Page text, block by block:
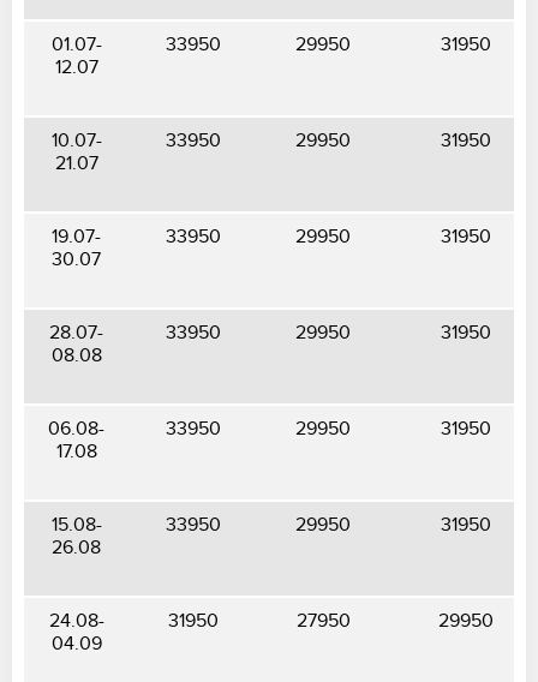
01.07-
12.07
33950 29950 31950
10.07-
21.07
33950 29950 31950
19.07-
30.07
33950 29950 31950
28.07-
08.08
33950 29950 31950
06.08-
17.08
33950 29950 31950
15.08-
26.08
33950 29950 31950
24.08-
04.09
31950 27950 29950